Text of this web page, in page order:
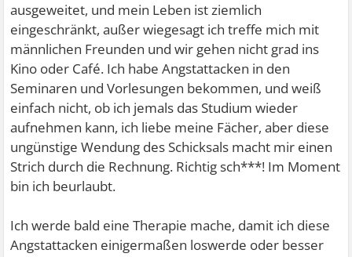
ausgeweitet, und mein Leben ist ziemlich
eingeschränkt, außer wiegesagt ich treffe mich mit
männlichen Freunden und wir gehen nicht grad ins
Kino oder Café. Ich habe Angstattacken in den
Seminaren und Vorlesungen bekommen, und weiß
einfach nicht, ob ich jemals das Studium wieder
aufnehmen kann, ich liebe meine Fächer, aber diese
ungünstige Wendung des Schicksals macht mir einen
Strich durch die Rechnung. Richtig sch***! Im Moment
bin ich beurlaubt.
Ich werde bald eine Therapie mache, damit ich diese
Angstattacken einigermaßen loswerde oder besser